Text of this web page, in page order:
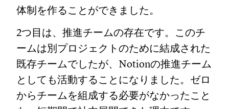
体制を作ることができました。
2つ目は、推進チームの存在です。このチ
ームは別プロジェクトのために結成された
既存チームでしたが、Notionの推進チーム
としても活動することになりました。ゼロ
からチームを組成する必要がなかったこと